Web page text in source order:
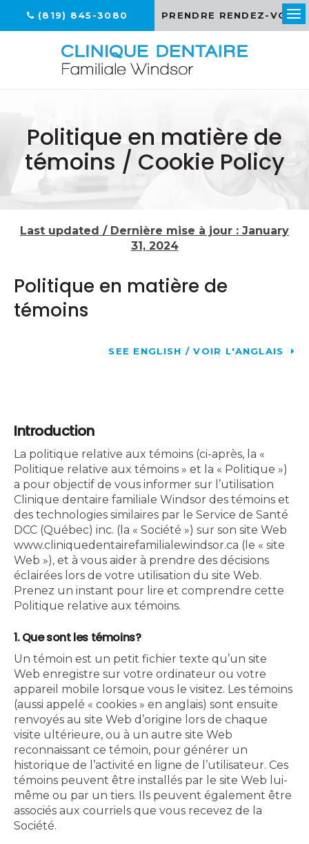
(819) 845-3080 PRENDRE RENDEZ-VOUS
Politique en matière de
témoins / Cookie Policy
Last updated / Dernière mise à jour : January
31, 2024
Politique en matière de
témoins
SEE ENGLISH / VOIR L'ANGLAIS
Introduction
La politique relative aux témoins (ci-après, la «
Politique relative aux témoins » et la « Politique »)
a pour objectif de vous informer sur l’utilisation
Clinique dentaire familiale Windsor des témoins et
des technologies similaires par le Service de Santé
DCC (Québec) inc. (la « Société ») sur son site Web
www.cliniquedentairefamilialewindsor.ca (le « site
Web »), et à vous aider à prendre des décisions
éclairées lors de votre utilisation du site Web.
Prenez un instant pour lire et comprendre cette
Politique relative aux témoins.
1. Que sont les témoins?
Un témoin est un petit fichier texte qu’un site
Web enregistre sur votre ordinateur ou votre
appareil mobile lorsque vous le visitez. Les témoins
(aussi appelé « cookies » en anglais) sont ensuite
renvoyés au site Web d’origine lors de chaque
visite ultérieure, ou à un autre site Web
reconnaissant ce témoin, pour générer un
historique de l’activité en ligne de l’utilisateur. Ces
témoins peuvent être installés par le site Web lui-
même ou par un tiers. Ils peuvent également être
associés aux courriels que vous recevez de la
Société.